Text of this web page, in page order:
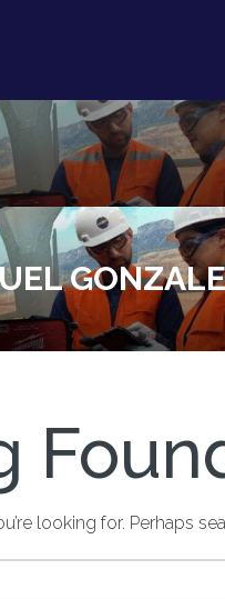
looking for. Perhaps